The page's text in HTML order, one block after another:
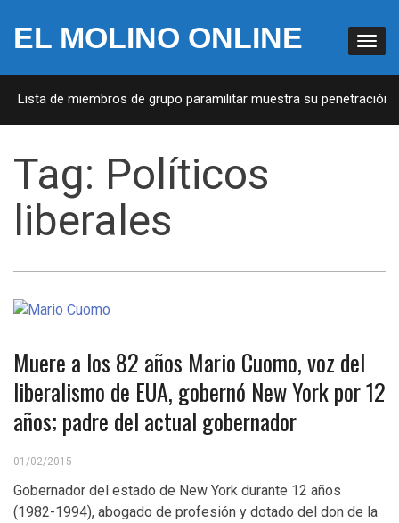
EL MOLINO ONLINE
Lista de miembros de grupo paramilitar muestra su penetración
Tag: Políticos
liberales
Muere a los 82 años Mario Cuomo, voz del
liberalismo de EUA, gobernó New York por 12
años; padre del actual gobernador
01/02/2015
Gobernador del estado de New York durante 12 años
(1982-1994), abogado de profesión y dotado del don de la